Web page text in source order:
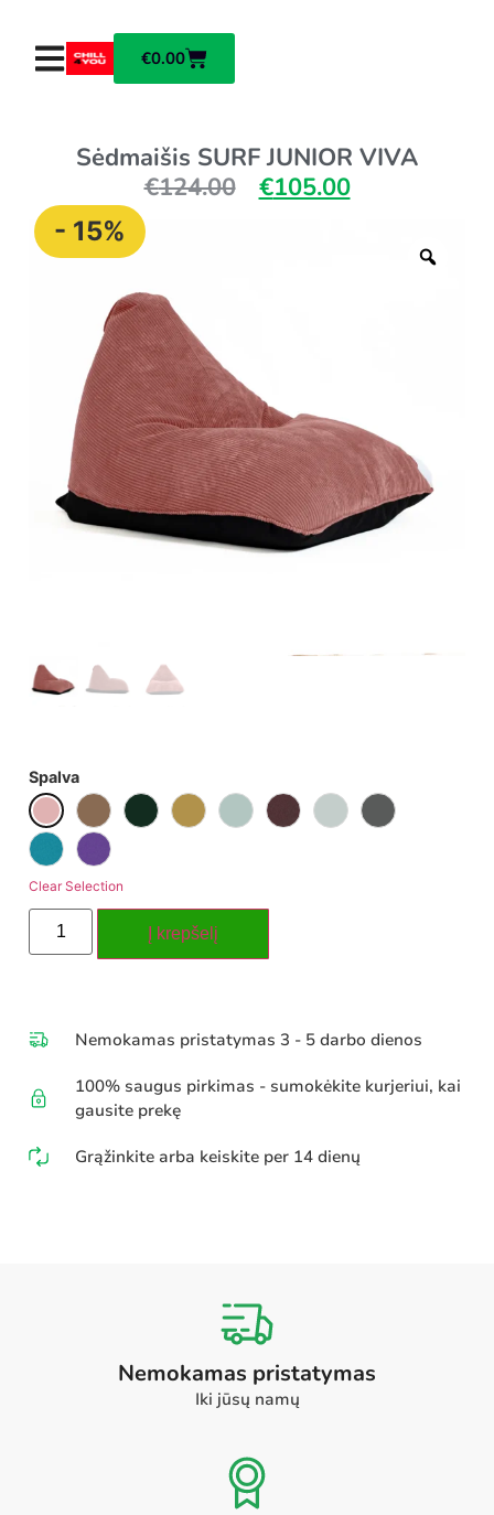
€0.00
Sėdmaišis SURF JUNIOR VIVA
€124.00 €105.00
- 15%
Spalva
Clear Selection
Į krepšelį
Nemokamas pristatymas 3 - 5 darbo dienos
100% saugus pirkimas - sumokėkite kurjeriui, kai
gausite prekę
Grąžinkite arba keiskite per 14 dienų
Nemokamas pristatymas
Iki jūsų namų